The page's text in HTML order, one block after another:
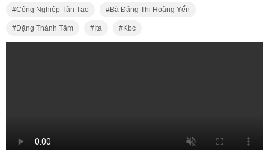
Công Nghiệp Tân Tạo Bà Đặng Thị Hoàng Yến
Đặng Thành Tâm Ita Kbc